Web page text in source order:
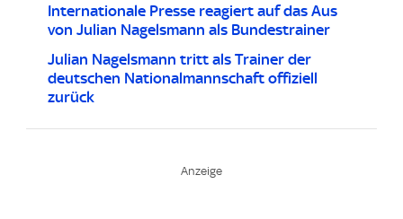
Internationale Presse reagiert auf das Aus
von Julian Nagelsmann als Bundestrainer
Julian Nagelsmann tritt als Trainer der
deutschen Nationalmannschaft offiziell
zurück